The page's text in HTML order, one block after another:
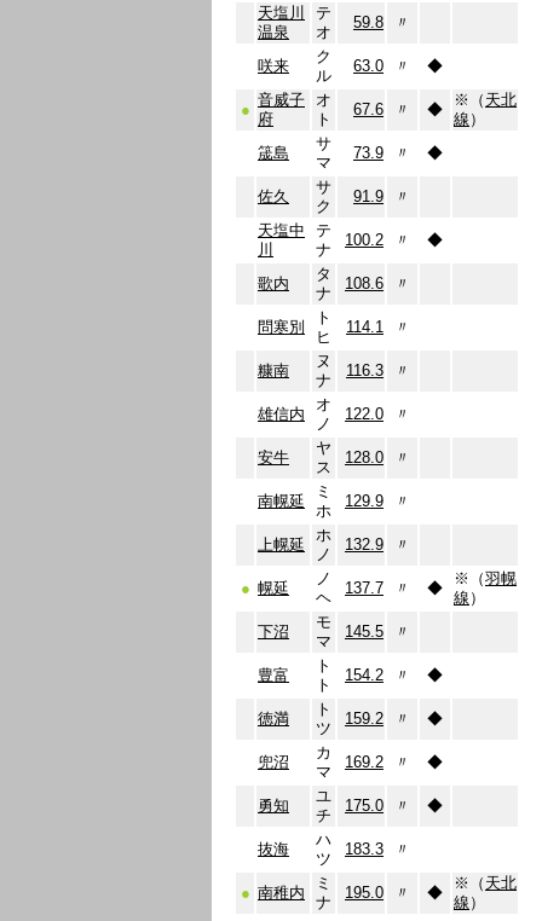
天塩川
温泉
テ
オ
59.8 〃
咲来
ク
ル
63.0 〃 ◆
●
音威子
府
オ
ト
67.6 〃 ◆
※（ 天北
線 ）
筬島
サ
マ
73.9 〃 ◆
佐久
サ
ク
91.9
〃
天塩中
川
テ
ナ
100.2 〃 ◆
歌内
タ
ナ
108.6 〃
問寒別
ト
ヒ
114.1 〃
糠南
ヌ
ナ
116.3 〃
雄信内
オ
ノ
122.0 〃
安牛
ヤ
ス
128.0 〃
南幌延
ミ
ホ
129.9 〃
上幌延
ホ
ノ
132.9 〃
● 幌延
ノ
ヘ
137.7 〃 ◆
※（羽幌
線 ）
下沼
モ
マ
145.5 〃
豊富
ト
ト
154.2 〃 ◆
徳満
ト
ツ
159.2 〃 ◆
兜沼
カ
マ
169.2 〃 ◆
勇知
ユ
チ
175.0 〃 ◆
抜海
ハ
ツ
183.3 〃
● 南稚内
ミ
ナ
195.0 〃 ◆
※（ 天北
線 ）